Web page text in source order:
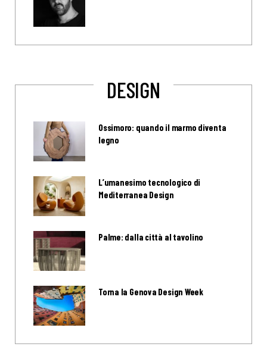
DESIGN
Ossimoro: quando il marmo diventa
legno
L’umanesimo tecnologico di
Mediterranea Design
Palme: dalla città al tavolino
Torna la Genova Design Week